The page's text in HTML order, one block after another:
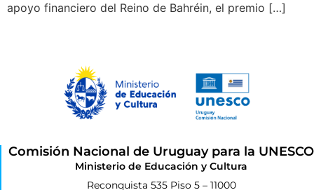
apoyo financiero del Reino de Bahréin, el premio […]
Comisión Nacional de Uruguay para la UNESCO
Ministerio de Educación y Cultura
Reconquista 535 Piso 5 – 11000